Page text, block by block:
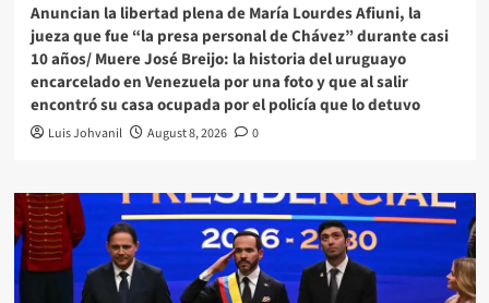
Anuncian la libertad plena de María Lourdes Afiuni, la
jueza que fue “la presa personal de Chávez” durante casi
10 años/ Muere José Breijo: la historia del uruguayo
encarcelado en Venezuela por una foto y que al salir
encontró su casa ocupada por el policía que lo detuvo
Luis Johvanil August 8, 2026 0